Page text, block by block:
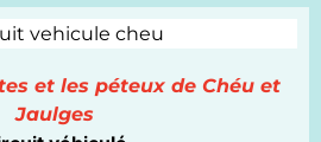
et les péteux de Chéu et
Jaulges